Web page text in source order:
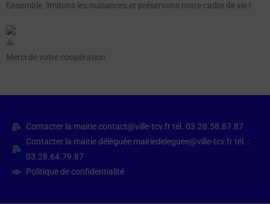
Ensemble, limitons les nuisances et préservons notre cadre de vie !
Merci de votre coopération.
Contacter la mairie contact@ville-tcv.fr tél. 03.28.58.87.87
Contacter la mairie déléguée mairiedeleguee@ville-tcv.fr tél. :
03.28.64.79.87
Politique de confidentialité